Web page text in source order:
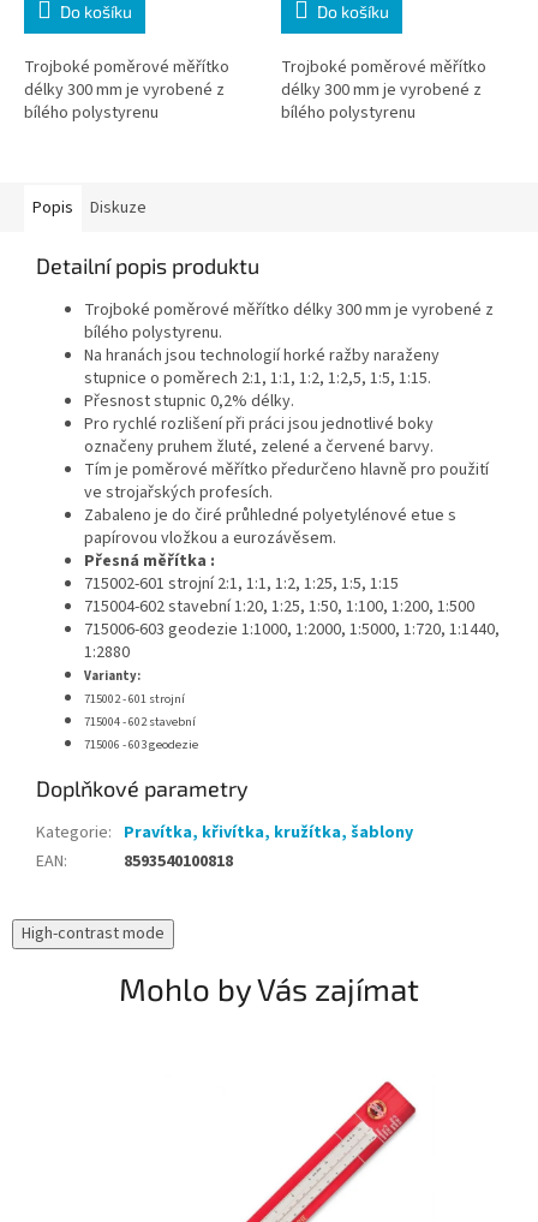
Do košíku
Trojboké poměrové měřítko
délky 300 mm je vyrobené z
bílého polystyrenu
Do košíku
Trojboké poměrové měřítko
délky 300 mm je vyrobené z
bílého polystyrenu
Popis Diskuze
Detailní popis produktu
Trojboké poměrové měřítko délky 300 mm je vyrobené z
bílého polystyrenu.
Na hranách jsou technologií horké ražby naraženy
stupnice o poměrech 2:1, 1:1, 1:2, 1:2,5, 1:5, 1:15.
Přesnost stupnic 0,2% délky.
Pro rychlé rozlišení při práci jsou jednotlivé boky
označeny pruhem žluté, zelené a červené barvy.
Tím je poměrové měřítko předurčeno hlavně pro použití
ve strojařských profesích.
Zabaleno je do čiré průhledné polyetylénové etue s
papírovou vložkou a eurozávěsem.
Přesná měřítka :
715002-601 strojní 2:1, 1:1, 1:2, 1:25, 1:5, 1:15
715004-602 stavební 1:20, 1:25, 1:50, 1:100, 1:200, 1:500
715006-603 geodezie 1:1000, 1:2000, 1:5000, 1:720, 1:1440,
1:2880
Varianty:
715002 - 601 strojní
715004 - 602 stavební
715006 - 603 geodezie
Doplňkové parametry
Kategorie: Pravítka, křivítka, kružítka, šablony
EAN: 8593540100818
High-contrast mode
Mohlo by Vás zajímat